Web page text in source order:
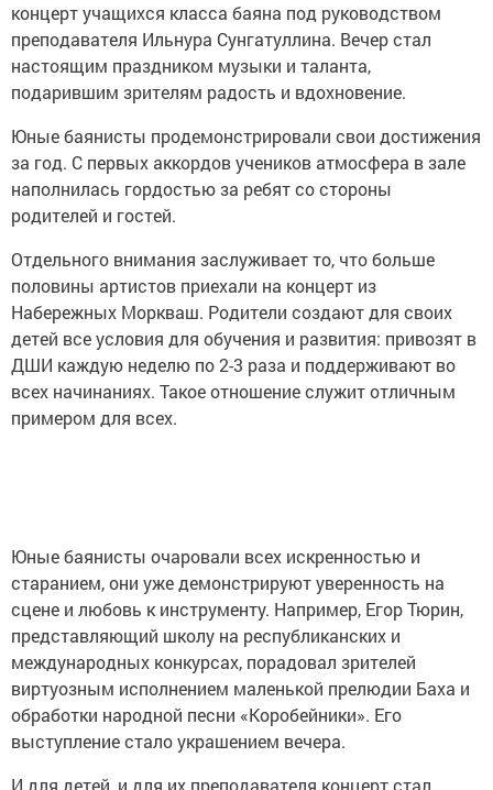
концерт учащихся класса баяна под руководством
преподавателя Ильнура Сунгатуллина. Вечер стал
настоящим праздником музыки и таланта,
подарившим зрителям радость и вдохновение.
Юные баянисты продемонстрировали свои достижения
за год. С первых аккордов учеников атмосфера в зале
наполнилась гордостью за ребят со стороны
родителей и гостей.
Отдельного внимания заслуживает то, что больше
половины артистов приехали на концерт из
Набережных Моркваш. Родители создают для своих
детей все условия для обучения и развития: привозят в
ДШИ каждую неделю по 2-3 раза и поддерживают во
всех начинаниях. Такое отношение служит отличным
примером для всех.
Юные баянисты очаровали всех искренностью и
старанием, они уже демонстрируют уверенность на
сцене и любовь к инструменту. Например, Егор Тюрин,
представляющий школу на республиканских и
международных конкурсах, порадовал зрителей
виртуозным исполнением маленькой прелюдии Баха и
обработки народной песни «Коробейники». Его
выступление стало украшением вечера.
И для детей, и для их преподавателя концерт стал